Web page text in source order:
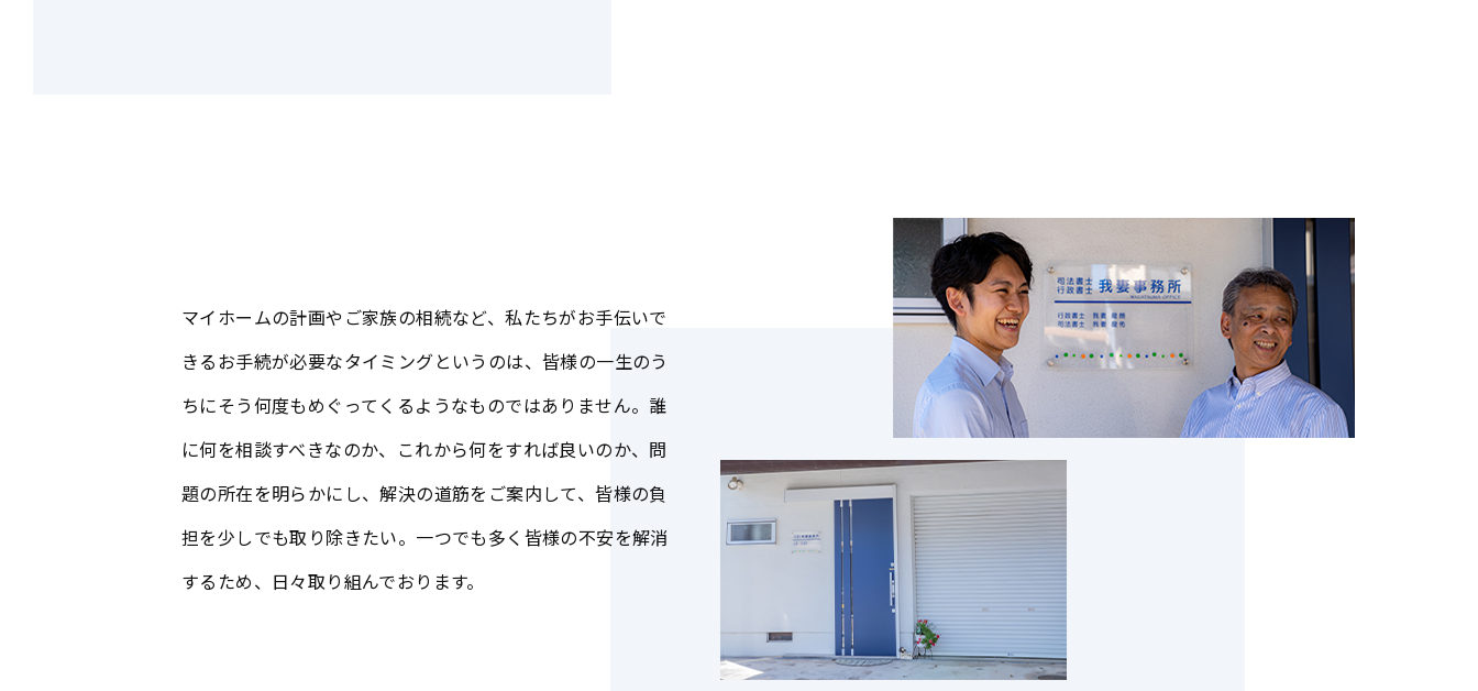
マイホームの計画やご家族の相続など、私たちがお手伝いで
きるお手続が必要なタイミングというのは、皆様の一生のう
ちにそう何度もめぐってくるようなものではありません。誰
に何を相談すべきなのか、これから何をすれば良いのか、問
題の所在を明らかにし、解決の道筋をご案内して、皆様の負
担を少しでも取り除きたい。一つでも多く皆様の不安を解消
するため、日々取り組んでおります。